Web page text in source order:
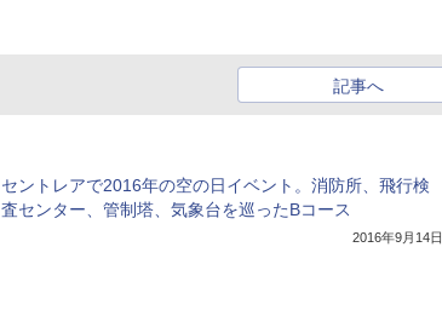
記事へ
セントレアで2016年の空の日イベント。消防所、飛行検
査センター、管制塔、気象台を巡ったBコース
2016年9月14日